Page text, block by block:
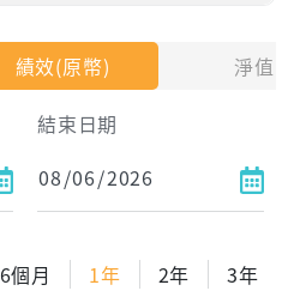
績效(原幣)
淨值
結束日期
6個月 1年 2年 3年
2年